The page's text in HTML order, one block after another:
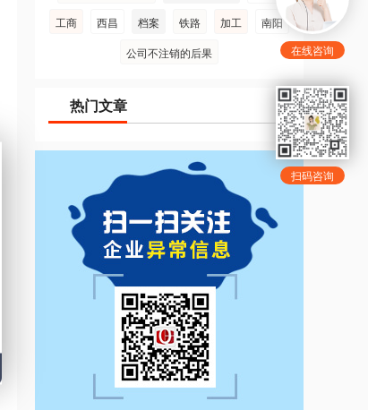
工商
西昌 档案 铁路 加工
南阳
公司不注销的后果
热门文章
在线咨询
扫码咨询